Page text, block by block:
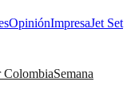
OpiniónImpresaJet Set
ColombiaSemana